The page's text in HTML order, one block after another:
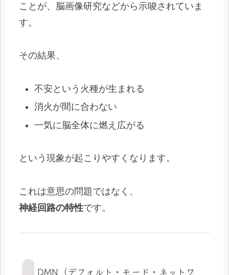
ことが、脳画像研究などから示唆されていま
す。
その結果、
不安という火種が生まれる
消火が間に合わない
一気に脳全体に燃え広がる
という現象が起こりやすくなります。
これは意思の問題ではなく、
神経回路の特性です。
DMN（デフォルト・モード・ネットワ